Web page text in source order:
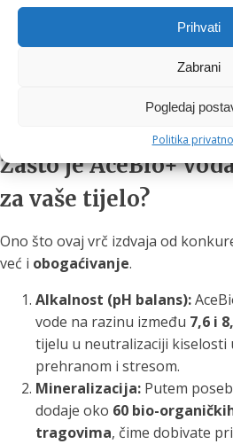
Prihvati
Zabrani
Pogledaj
Politika
karbonatnom spoju,
Bakterije i sedimente:
Zašto je AceBio+
za vaše tijelo?
Ono što ovaj vrč izdvaja od
već i obogaćivanje.
Alkalnost (pH balans):
vode na razinu između 7,6 i
tijelu u neutralizaciji
prehranom i stresom.
Mineralizacija: Putem
dodaje oko 60 bio-
tragovima, čime dobivate